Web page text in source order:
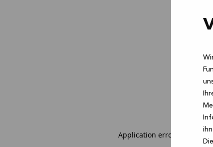
Application error: a client-